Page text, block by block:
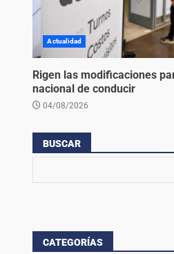
Actualidad
Rigen las modificaciones
nacional de conducir
04/08/2026
BUSCAR
CATEGORÍAS